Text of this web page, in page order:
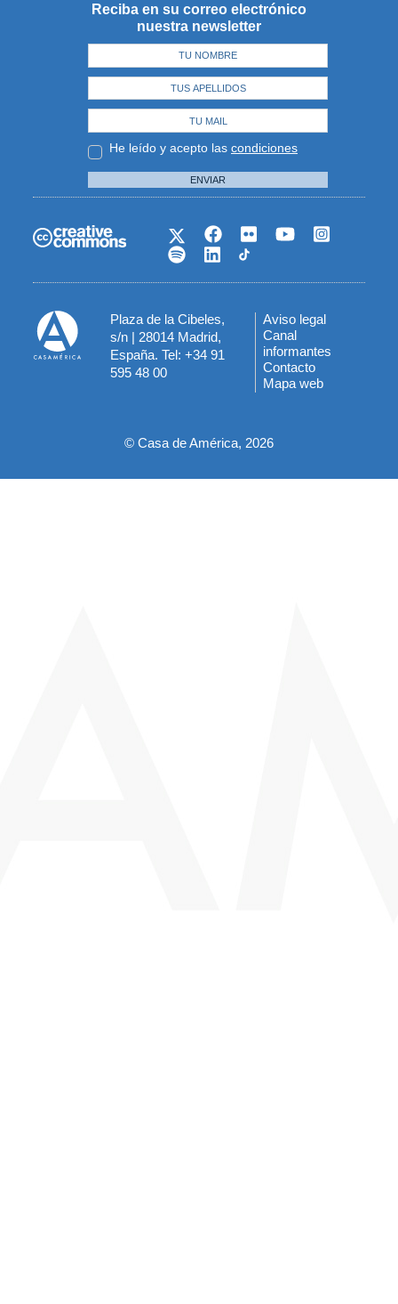
Reciba en su correo electrónico
nuestra newsletter
He leído y acepto las condiciones
ENVIAR
Plaza de la Cibeles,
s/n | 28014 Madrid,
España. Tel: +34 91
595 48 00
Menú
del
pie
Aviso legal
Canal
informantes
Contacto
Mapa web
© Casa de América, 2026